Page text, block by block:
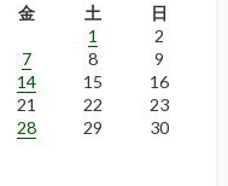
金 土
日
1
2
7 8
9
14 15
16
21 22
23
28 29
30